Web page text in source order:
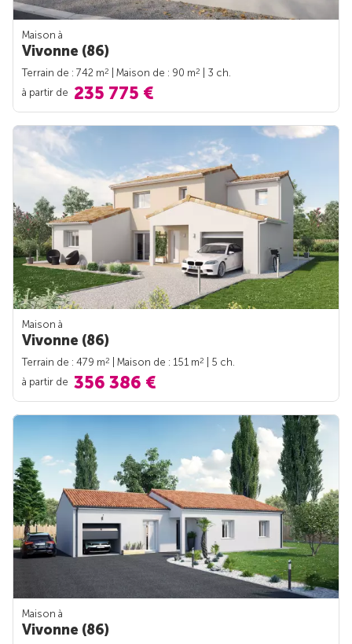
Maison à
Vivonne (86)
Terrain de : 742 m2 | Maison de : 90 m2
| 3 ch.
à partir de 235 775 €
Maison à
Vivonne (86)
Terrain de : 479 m2 | Maison de : 151 m2
| 5 ch.
à partir de 356 386 €
Maison à
Vivonne (86)